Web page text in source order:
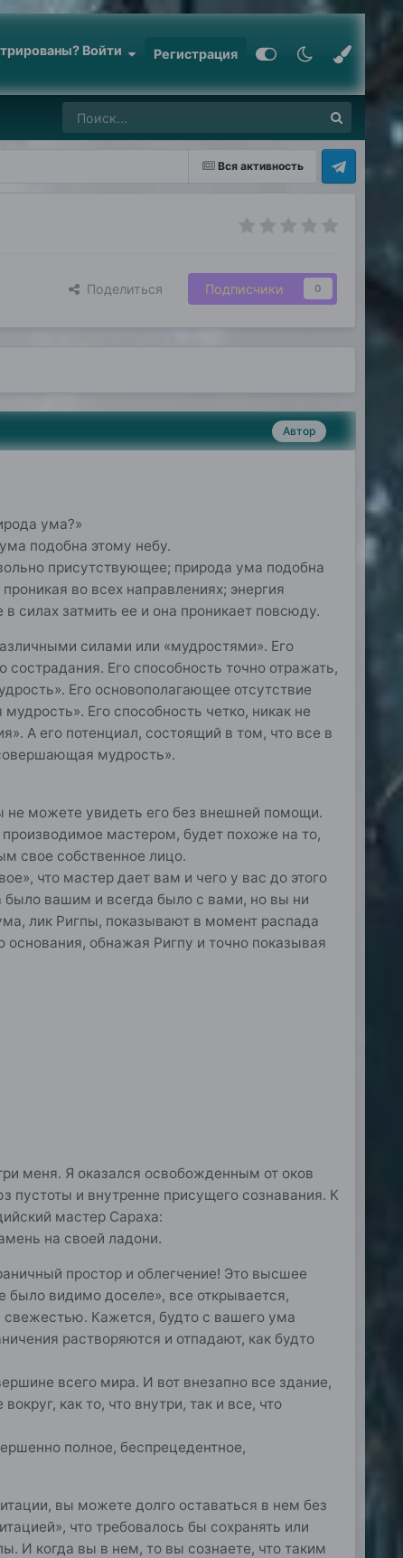
Войти Регистрация
Вся активность
Поделиться Подписчики 0
Автор
ума?»
подобна этому небу.
присутствующее; природа ума подобна
во всех направлениях; энергия
силах затмить ее и она проникает повсюду.
силами или «мудростями». Его
Его способность точно отражать,
Его основополагающее отсутствие
Его способность четко, никак не
А его потенциал, состоящий в том, что все в
мудрость».
не можете увидеть его без внешней помощи.
мастером, будет похоже на то,
свое собственное лицо.
что мастер дает вам и чего у вас до этого
было вашим и всегда было с вами, но вы ни
лик Ригпы, показывают в момент распада
обнажая Ригпу и точно показывая
меня. Я оказался освобожденным от оков
пустоты и внутренне присущего сознавания. К
мастер Сараха:
на своей ладони.
простор и облегчение! Это высшее
было видимо доселе», все открывается,
Кажется, будто с вашего ума
растворяются и отпадают, как будто
всего мира. И вот внезапно все здание,
как то, что внутри, так и все, что
полное, беспрецедентное,
вы можете долго оставаться в нем без
что требовалось бы сохранять или
И когда вы в нем, то вы сознаете, что таким